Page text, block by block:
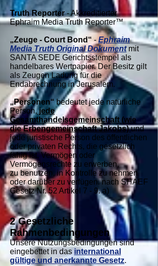
Truth Reporter- Akkreditierter
Ephraim Media Truth Reporter™
„Zeuge - Court Bond“ - Ephraim
Media Truth Original Dokumentmit
SANTA SEDE Gerichtsstempel als
handelbares Wertpapier. Der Besitz gilt
als Zeugen Ladung für die
Endabrechnung in Jerusalem.
„Personen“bedeutet jede natürliche
Person,jede
Gesamthandelsgemeinschaft (wie
die Erbengemeinschaft Jakobs)und
jede juristische Person des öffentlichen
oder privaten Rechts, die gesetzlich
fähig ist, Vermögen oder
Vermögensrechte zu erwerben,
zubenutzen, in Kontrolle zu nehmen
oder darüber zu verfügen. nach SHAEF
Gesetz Nr. 52 Artikel 7 - 9. a)
2 Gesetzliche
Rahmenbedingungen
Unsere Nutzungsbedingungen sind
eingebettet in das international
gültige und anerkannte Gesetz.